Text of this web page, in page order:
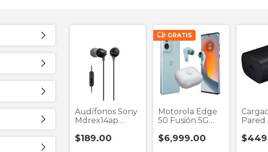
Audífonos Sony
Mdrex14ap
$189.00
GRATIS
Motorola Edge
50 Fusión 5G
de Regalo
$6,999.00
Pared